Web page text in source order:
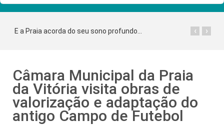
E a Praia acorda do seu sono profundo... ›
‹
Câmara Municipal da Praia
da Vitória visita obras de
valorização e adaptação do
antigo Campo de Futebol